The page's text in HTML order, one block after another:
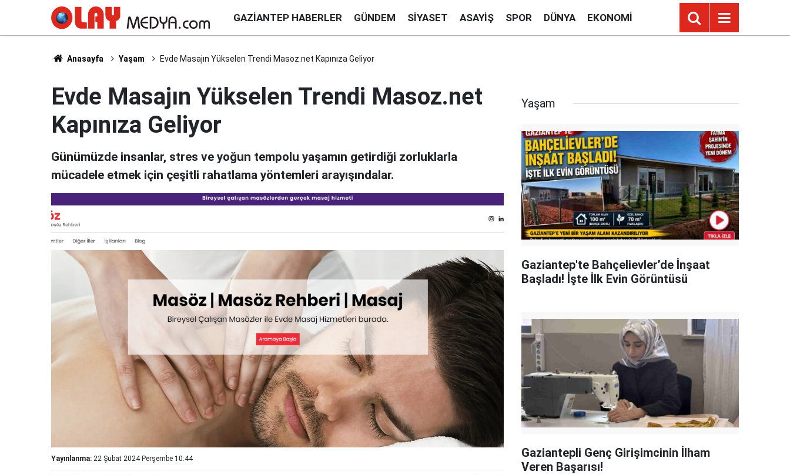
GAZIANTEP HABERLER GÜNDEM SIYASET ASAYIŞ SPOR DÜNYA EKONOMI
Anasayfa Yaşam Evde Masajın Yükselen Trendi Masoz.net Kapınıza Geliyor
Evde Masajın Yükselen Trendi Masoz.net
Kapınıza Geliyor
Günümüzde insanlar, stres ve yoğun tempolu yaşamın getirdiği zorluklarla
mücadele etmek için çeşitli rahatlama yöntemleri arayışındalar.
Yayınlanma: 22 Şubat 2024 Perşembe 10:44
Yaşam
Gaziantep'te Bahçelievler’de İnşaat
Başladı! İşte İlk Evin Görüntüsü
Gaziantepli Genç Girişimcinin İlham
Veren Başarısı!